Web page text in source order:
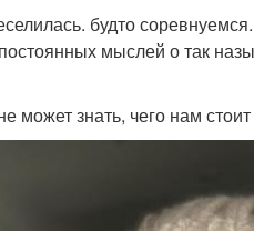
будто
мыслей о так
может знать, чего нам